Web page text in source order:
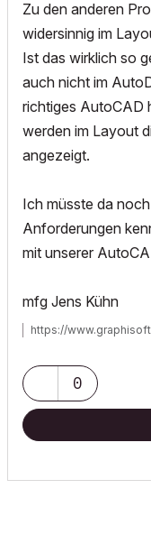
Zu den anderen
widersinnig im
Ist das wirklich so
auch nicht im
richtiges AutoCAD
werden im Layout
angezeigt.
Ich müsste da
Anforderungen
mit unserer
mfg Jens Kühn
https://
0